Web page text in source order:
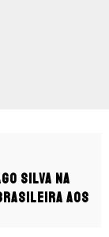
Silva na
aos